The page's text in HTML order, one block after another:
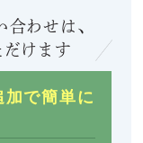
わせは、
だけます
で簡単に